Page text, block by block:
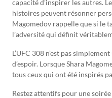
capacité d’inspirer les autres.
histoires peuvent résonner
Magomedov rappelle que si le
l’adversité qui définit
L’UFC 308 n’est pas
d’espoir. Lorsque Shara
tous ceux qui ont été inspirés
Restez attentifs pour une